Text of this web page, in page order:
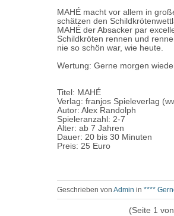
MAHÉ macht vor allem in
schätzen den
MAHÉ der Absacker par
Schildkröten rennen und
nie so schön war, wie heute.
Wertung: Gerne morgen
Titel: MAHÉ
Verlag: franjos Spieleverlag
Autor: Alex Randolph
Spieleranzahl: 2-7
Alter: ab 7 Jahren
Dauer: 20 bis 30 Minuten
Preis: 25 Euro
Geschrieben vonAdmin in****
(Seite 1